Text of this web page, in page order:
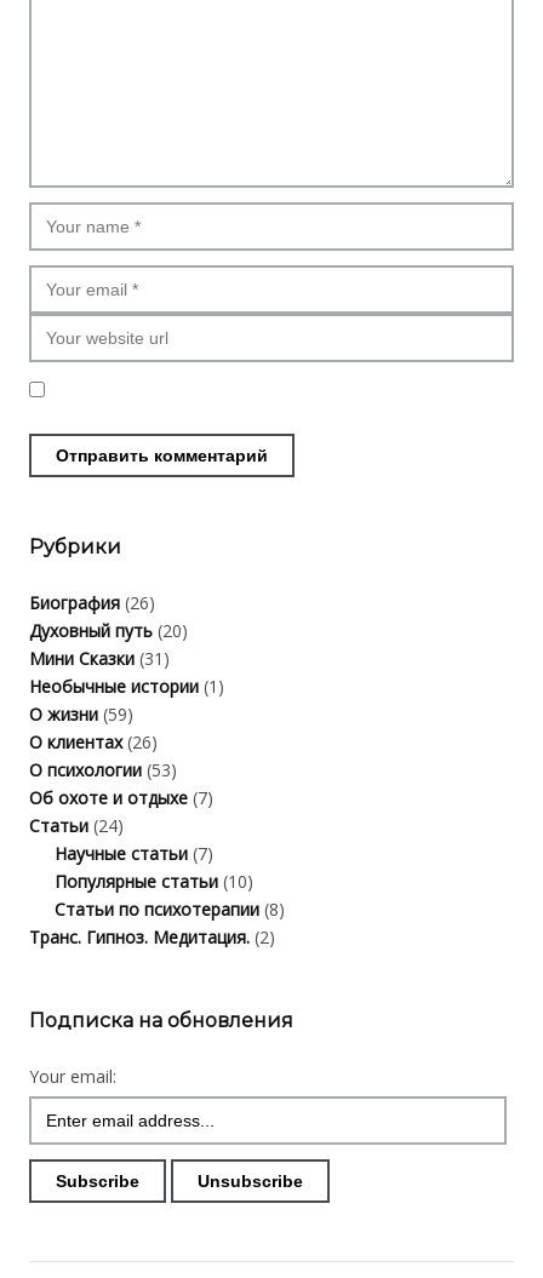
Рубрики
Биография (26)
Духовный путь (20)
Мини Сказки (31)
Необычные истории (1)
О жизни (59)
О клиентах(26)
О психологии (53)
Об охоте и отдыхе (7)
Статьи (24)
Научные статьи (7)
Популярные статьи (10)
Статьи по психотерапии (8)
Транс. Гипноз. Медитация. (2)
Подписка на обновления
Your email: